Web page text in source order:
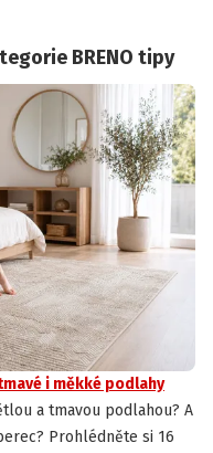
BRENO tipy
i měkké podlahy
a tmavou podlahou? A
Prohlédněte si 16